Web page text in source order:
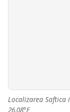
Localizarea Saftica
26.08°E